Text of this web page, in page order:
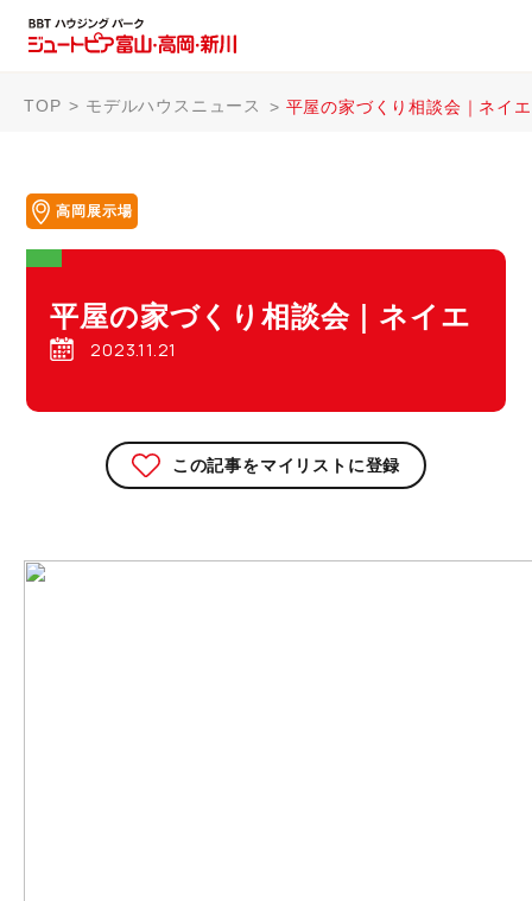
TOP モデルハウスニュース 平屋の家づくり相談会｜ネイエ
高岡展示場
平屋の家づくり相談会｜ネイエ
2023.11.21
この記事をマイリストに登録